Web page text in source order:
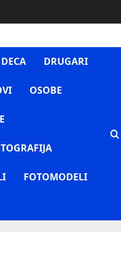
DECA DRUGARI
OSOBE
FOTOMODELI